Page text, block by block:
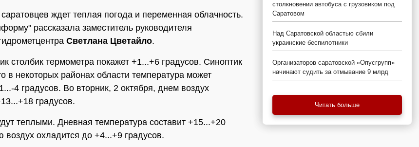
ждет теплая погода и переменная облачность.
рассказала заместитель руководителя
Светлана Цветайло.
столбик термометра покажет +1...+6 градусов. Синоптик
в некоторых районах области температура может
4 градусов. Во вторник, 2 октября, днем воздух
градусов.
теплыми. Дневная температура составит +15...+20
воздух охладится до +4...+9 градусов.
столкновении автобуса с грузовиком под
Саратовом
Над Саратовской областью сбили
украинские беспилотники
Организаторов саратовской «Опусгрупп»
начинают судить за отмывание 9 млрд
Читать больше